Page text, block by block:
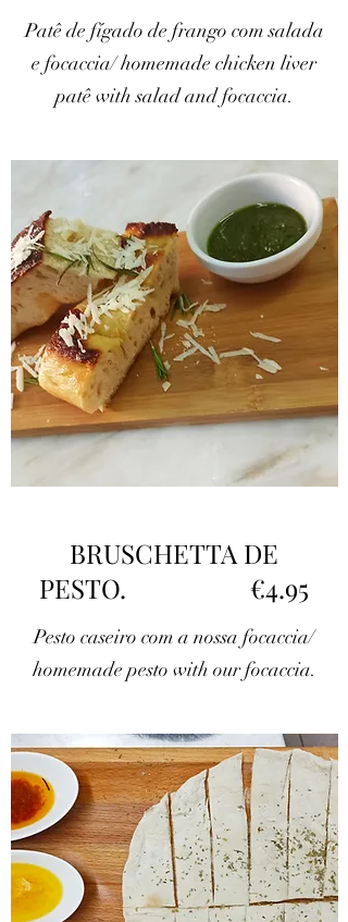
Patê de fígado de frango com salada
e focaccia/ homemade chicken liver
patê with salad and focaccia.
BRUSCHETTA DE
PESTO. €4.95
Pesto caseiro com a nossa focaccia/
homemade pesto with our focaccia.